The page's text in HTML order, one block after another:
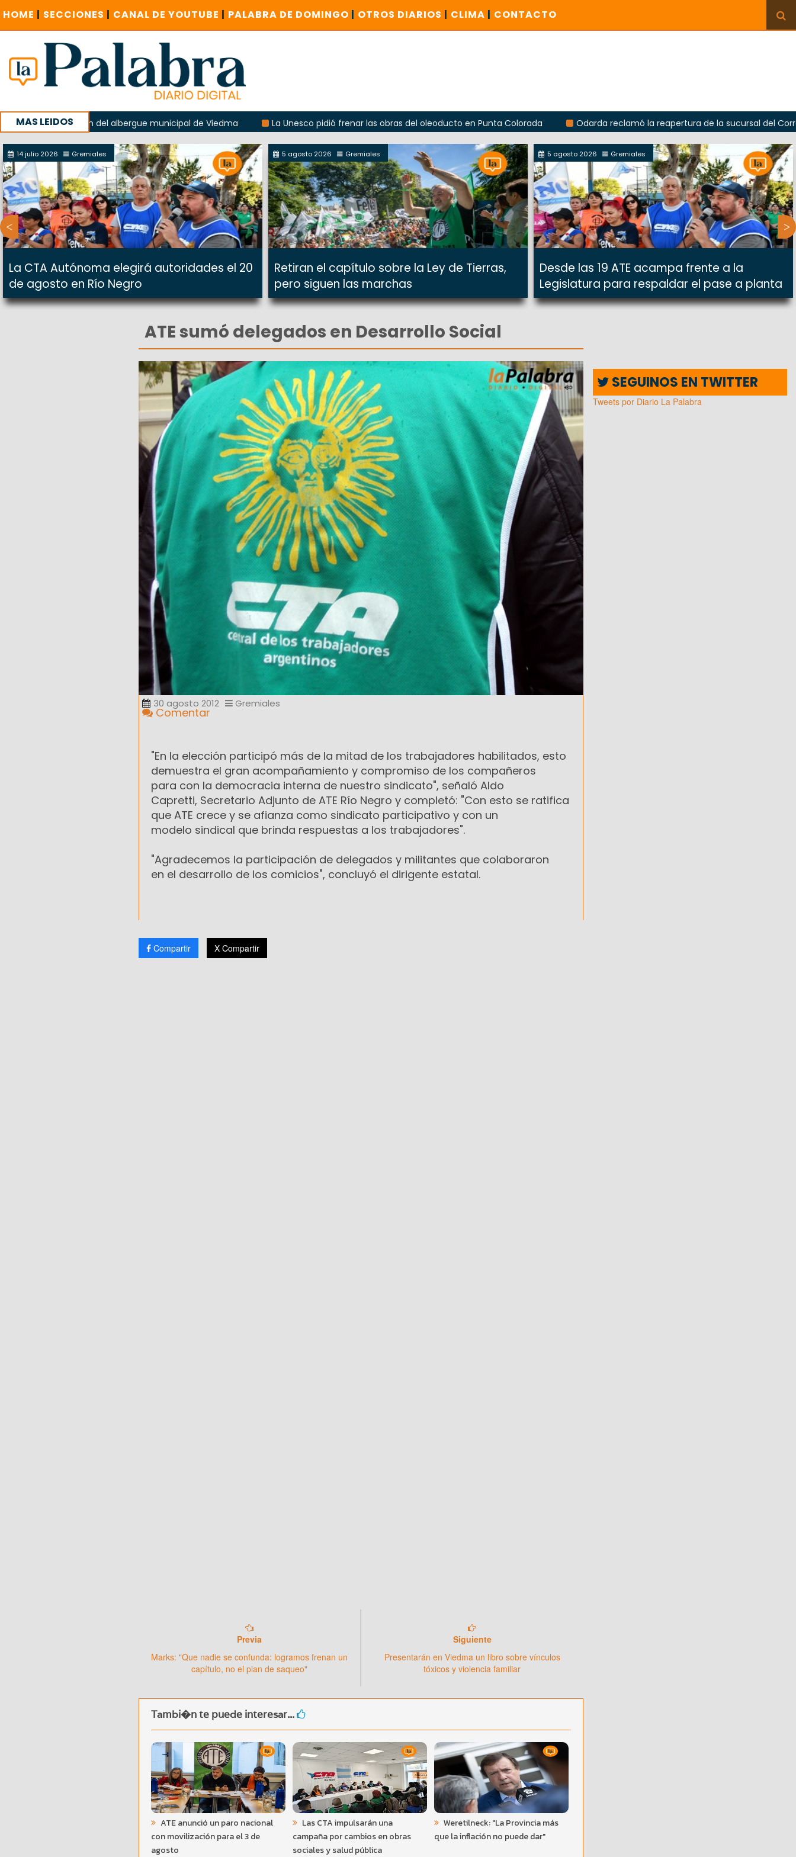
HOME | SECCIONES | CANAL DE YOUTUBE | PALABRA DE DOMINGO | OTROS DIARIOS | CLIMA | CONTACTO
MAS LEIDOS
la explosión del albergue municipal de Viedma La Unesco pidió frenar las obras del oleoducto en Punta Colorada
Odarda reclamó la reapertura de la sucursal del Correo
con un encuentro provincial en Roca
14 julio 2026 Gremiales
La CTA Autónoma elegirá autoridades el 20
de agosto en Río Negro
5 agosto 2026 Gremiales
Retiran el capítulo sobre la Ley de Tierras,
pero siguen las marchas
5 agosto 2026 Gremiales
Desde las 19 ATE acampa frente a la
Legislatura para respaldar el pase a planta
ATE sumó delegados en Desarrollo Social
30 agosto 2012 Gremiales
Comentar
"En la elección participó más de la mitad de los trabajadores habilitados, esto
demuestra el gran acompañamiento y compromiso de los compañeros
para con la democracia interna de nuestro sindicato", señaló Aldo
Capretti, Secretario Adjunto de ATE Río Negro y completó: "Con esto se ratifica
que ATE crece y se afianza como sindicato participativo y con un
modelo sindical que brinda respuestas a los trabajadores".
"Agradecemos la participación de delegados y militantes que colaboraron
en el desarrollo de los comicios", concluyó el dirigente estatal.
Compartir X Compartir
Previa
Marks: "Que nadie se confunda: logramos frenan un
capítulo, no el plan de saqueo"
Siguiente
Presentarán en Viedma un libro sobre vínculos
tóxicos y violencia familiar
Tambi�n te puede interesar...
ATE anunció un paro nacional
con movilización para el 3 de
agosto
Las CTA impulsarán una
campaña por cambios en obras
sociales y salud pública
Weretilneck: "La Provincia más
que la inflación no puede dar"
SEGUINOS EN TWITTER
Tweets por Diario La Palabra